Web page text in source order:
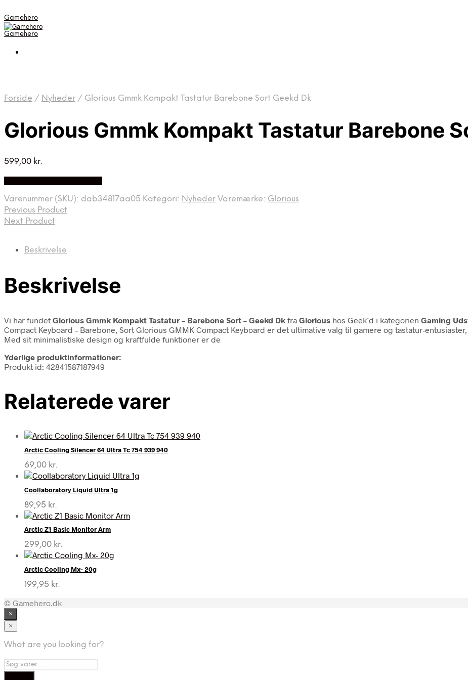
Gamehero
Gamehero
Forside / Nyheder / Glorious Gmmk Kompakt Tastatur Barebone Sort Geekd Dk
Glorious Gmmk Kompakt Tastatur Barebone
599,00 kr.
Varenummer (SKU): dab34817aa05 Kategori: Nyheder Varemærke: Glorious
Previous Product
Next Product
Beskrivelse
Beskrivelse
Vi har fundet Glorious Gmmk Kompakt Tastatur – Barebone Sort – Geekd Dk fra Glorious hos Geek´d i kategorien Gaming
Compact Keyboard – Barebone, Sort Glorious GMMK Compact Keyboard er det ultimative valg til gamere og tastatur-
Med sit minimalistiske design og kraftfulde funktioner er de
Yderlige produktinformationer:
Produkt id: 42841587187949
Relaterede varer
Arctic Cooling Silencer 64 Ultra Tc 754 939 940
69,00 kr.
Coollaboratory Liquid Ultra 1g
89,95 kr.
Arctic Z1 Basic Monitor Arm
299,00 kr.
Arctic Cooling Mx- 20g
199,95 kr.
© Gamehero.dk
×
×
What are you looking for?